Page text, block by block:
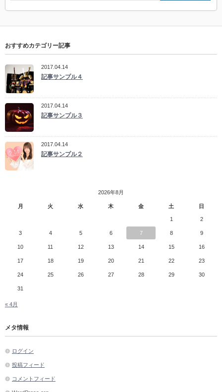
おすすめカテゴリー記事
2017.04.14
記事サンプル４
2017.04.14
記事サンプル３
2017.04.14
記事サンプル２
2026年8月
月 火 水 木 金 土 日
1 2
3 4 5 6 7 8 9
10 11 12 13 14 15 16
17 18 19 20 21 22 23
24 25 26 27 28 29 30
31
« 4月
メタ情報
ログイン
投稿フィード
コメントフィード